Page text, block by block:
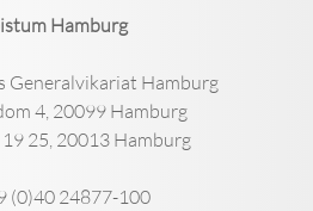
Hamburg
Generalvikariat Hamburg
4, 20099 Hamburg
25, 20013 Hamburg
(0)40 24877-100